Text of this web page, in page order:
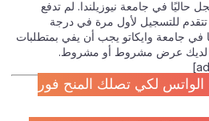
حاليًا في جامعة نيوزيلندا. لم تدفع
للتسجيل لأول مرة في درجة
في جامعة وايكاتو يجب أن يفي بمتطلبات
لديك عرض مشروط أو مشروط.
لكي تصلك المنح فور